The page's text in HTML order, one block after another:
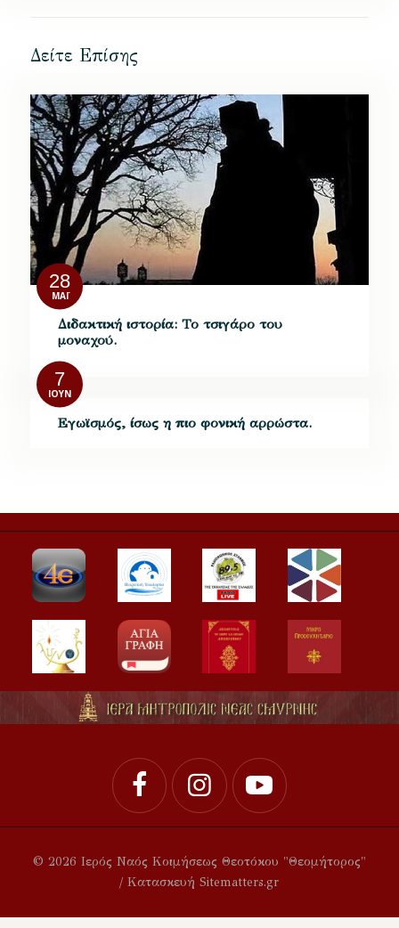
Δείτε Επίσης
28
ΜΆΙ
Διδακτική ιστορία: Το τσιγάρο του
μοναχού.
7
ΙΟΎΝ
Εγωϊσμός, ίσως η πιο φονική αρρώστα.
© 2026 Ιερός Ναός Κοιμήσεως Θεοτόκου "Θεομήτορος"
/ Κατασκευή Sitematters.gr